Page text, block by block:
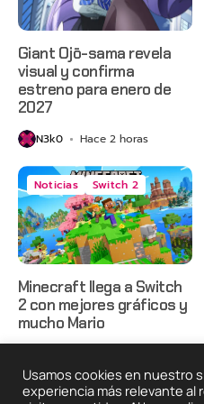
Giant Ojō-sama revela
visual y confirma
estreno para enero de
2027
N3k0 Hace 2 horas
Noticias Switch 2
Minecraft llega a Switch
2 con mejores gráficos y
mucho Mario
Usamos cookies en nuestro
experiencia más relevante